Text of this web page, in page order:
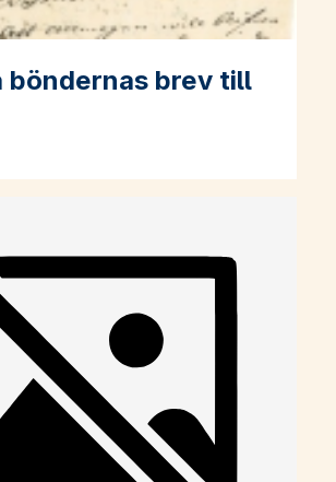
böndernas brev till
arga böndernas brev till kungen